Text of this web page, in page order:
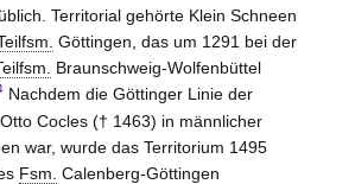
üblich. Territorial gehörte Klein Schneen
Göttingen, das um 1291 bei der
Braunschweig-Wolfenbüttel
Nachdem die Göttinger Linie der
Otto Cocles († 1463) in männlicher
war, wurde das Territorium 1495
Fsm. Calenberg-Göttingen